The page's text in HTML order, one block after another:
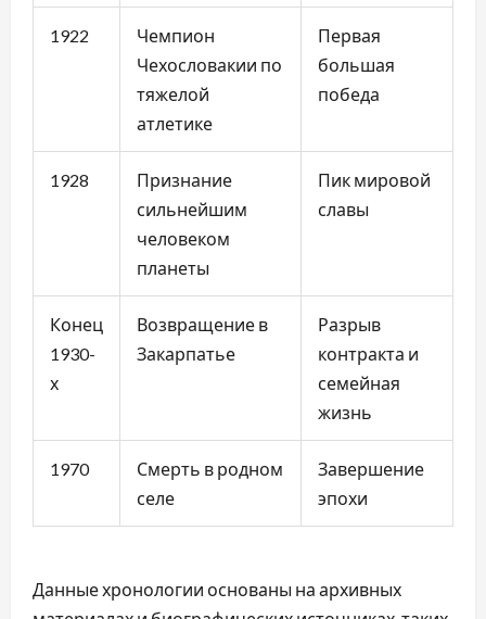
1922
Чемпион
Чехословакии по
тяжелой
атлетике
Первая
большая
победа
1928
Признание
сильнейшим
человеком
планеты
Пик мировой
славы
Конец
1930-
х
Возвращение в
Закарпатье
Разрыв
контракта и
семейная
жизнь
1970
Смерть в родном
селе
Завершение
эпохи
Данные хронологии основаны на архивных